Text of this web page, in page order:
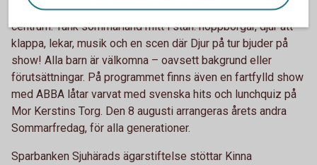
Sommarfredag – ett helt nytt koncept där barnen står i
centrum. Tänk sommarland mitt i stan: hoppborgar, djur att
klappa, lekar, musik och en scen där Djur på tur bjuder på
show! Alla barn är välkomna – oavsett bakgrund eller
förutsättningar. På programmet finns även en fartfylld show
med ABBA låtar varvat med svenska hits och lunchquiz på
Mor Kerstins Torg. Den 8 augusti arrangeras årets andra
Sommarfredag, för alla generationer.
Sparbanken Sjuhärads ägarstiftelse stöttar Kinna